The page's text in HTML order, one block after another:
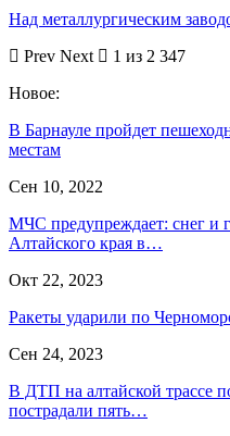
Над металлургическим
Prev Next
1 из 2 347
Новое:
В Барнауле пройдет
местам
Сен 10, 2022
МЧС предупреждает: снег и
Алтайского края в…
Окт 22, 2023
Ракеты ударили по
Сен 24, 2023
В ДТП на алтайской трассе
пострадали пять…